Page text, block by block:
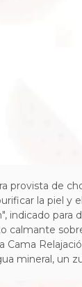
provista de
la piel y
para
calmante
Cama
mineral, un